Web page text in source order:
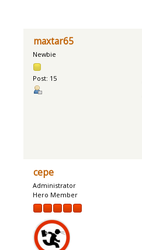
maxtar65
Newbie
Post: 15
cepe
Administrator
Hero Member